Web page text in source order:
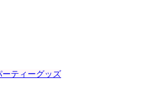
ーティーグッズ